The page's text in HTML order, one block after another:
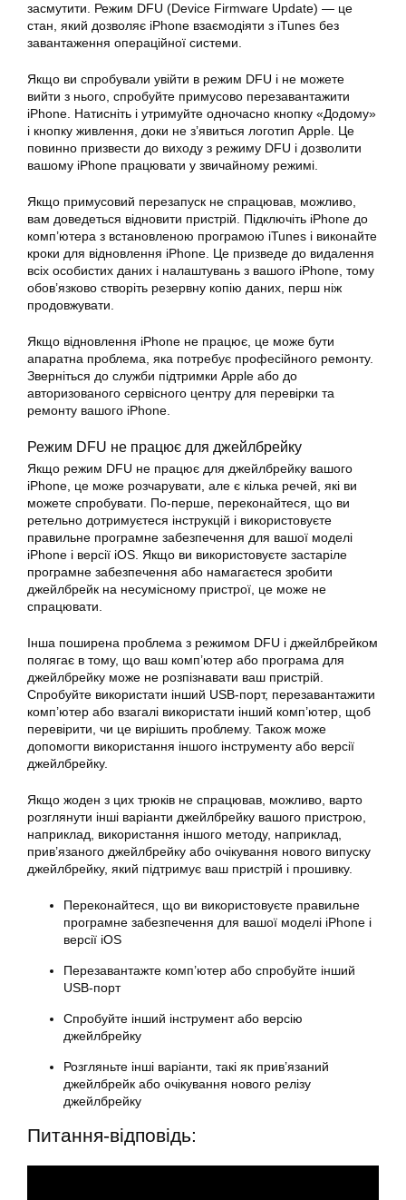
засмутити. Режим DFU (Device Firmware Update) — це
стан, який дозволяє iPhone взаємодіяти з iTunes без
завантаження операційної системи.
Якщо ви спробували увійти в режим DFU і не можете
вийти з нього, спробуйте примусово перезавантажити
iPhone. Натисніть і утримуйте одночасно кнопку «Додому»
і кнопку живлення, доки не з’явиться логотип Apple. Це
повинно призвести до виходу з режиму DFU і дозволити
вашому iPhone працювати у звичайному режимі.
Якщо примусовий перезапуск не спрацював, можливо,
вам доведеться відновити пристрій. Підключіть iPhone до
комп’ютера з встановленою програмою iTunes і виконайте
кроки для відновлення iPhone. Це призведе до видалення
всіх особистих даних і налаштувань з вашого iPhone, тому
обов’язково створіть резервну копію даних, перш ніж
продовжувати.
Якщо відновлення iPhone не працює, це може бути
апаратна проблема, яка потребує професійного ремонту.
Зверніться до служби підтримки Apple або до
авторизованого сервісного центру для перевірки та
ремонту вашого iPhone.
Режим DFU не працює для джейлбрейку
Якщо режим DFU не працює для джейлбрейку вашого
iPhone, це може розчарувати, але є кілька речей, які ви
можете спробувати. По-перше, переконайтеся, що ви
ретельно дотримуєтеся інструкцій і використовуєте
правильне програмне забезпечення для вашої моделі
iPhone і версії iOS. Якщо ви використовуєте застаріле
програмне забезпечення або намагаєтеся зробити
джейлбрейк на несумісному пристрої, це може не
спрацювати.
Інша поширена проблема з режимом DFU і джейлбрейком
полягає в тому, що ваш комп’ютер або програма для
джейлбрейку може не розпізнавати ваш пристрій.
Спробуйте використати інший USB-порт, перезавантажити
комп’ютер або взагалі використати інший комп’ютер, щоб
перевірити, чи це вирішить проблему. Також може
допомогти використання іншого інструменту або версії
джейлбрейку.
Якщо жоден з цих трюків не спрацював, можливо, варто
розглянути інші варіанти джейлбрейку вашого пристрою,
наприклад, використання іншого методу, наприклад,
прив’язаного джейлбрейку або очікування нового випуску
джейлбрейку, який підтримує ваш пристрій і прошивку.
Переконайтеся, що ви використовуєте правильне
програмне забезпечення для вашої моделі iPhone і
версії iOS
Перезавантажте комп’ютер або спробуйте інший
USB-порт
Спробуйте інший інструмент або версію
джейлбрейку
Розгляньте інші варіанти, такі як прив’язаний
джейлбрейк або очікування нового релізу
джейлбрейку
Питання-відповідь: